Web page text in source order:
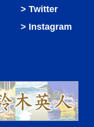
Twitter
Instagram